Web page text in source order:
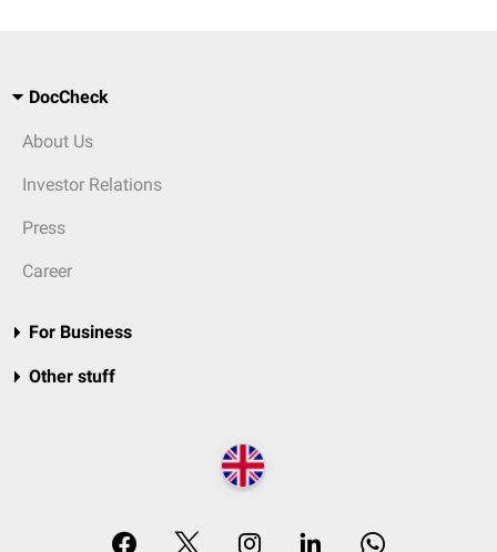
DocCheck
About Us
Investor Relations
Press
Career
For Business
Other stuff